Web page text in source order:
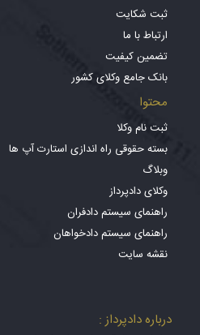
ثبت شکایت
ارتباط با ما
تضمین کیفیت
بانک جامع وکلای کشور
محتوا
ثبت نام وکلا
بسته حقوقی راه اندازی استارت آپ ها
وبلاگ
وکلای دادپرداز
راهنمای سیستم دادفران
راهنمای سیستم دادخواهان
نقشه سایت
درباره دادپرداز :